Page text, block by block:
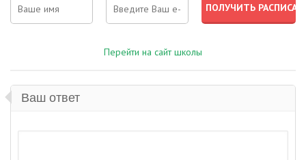
Перейти на сайт школы
Ваш ответ